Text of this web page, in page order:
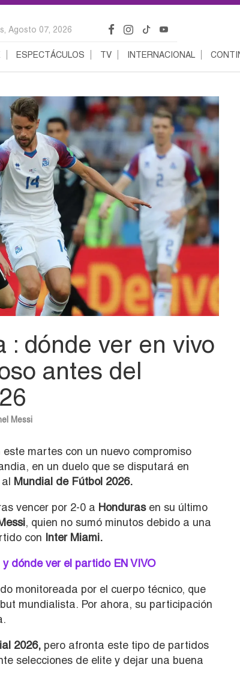
Agosto 07, 2026
ESPECTÁCULOS TV INTERNACIONAL
: dónde ver en vivo
antes del
Messi
martes con un nuevo compromiso
en un duelo que se disputará en
Mundial de Fútbol 2026.
vencer por 2-0 a Hondurasen su último
, quien no sumó minutos debido a una
con Inter Miami.
dónde ver el partido EN VIVO
monitoreada por el cuerpo técnico, que
mundialista. Por ahora, su participación
2026, pero afronta este tipo de partidos
selecciones de elite y dejar una buena